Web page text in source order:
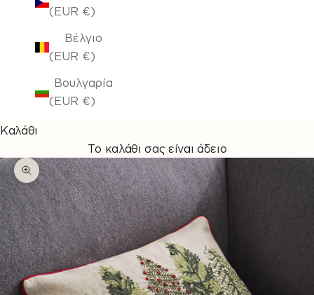
(EUR €)
Βέλγιο
(EUR €)
Βουλγαρία
(EUR €)
Καλάθι
Το καλάθι σας είναι άδειο
Μεγέθυνση